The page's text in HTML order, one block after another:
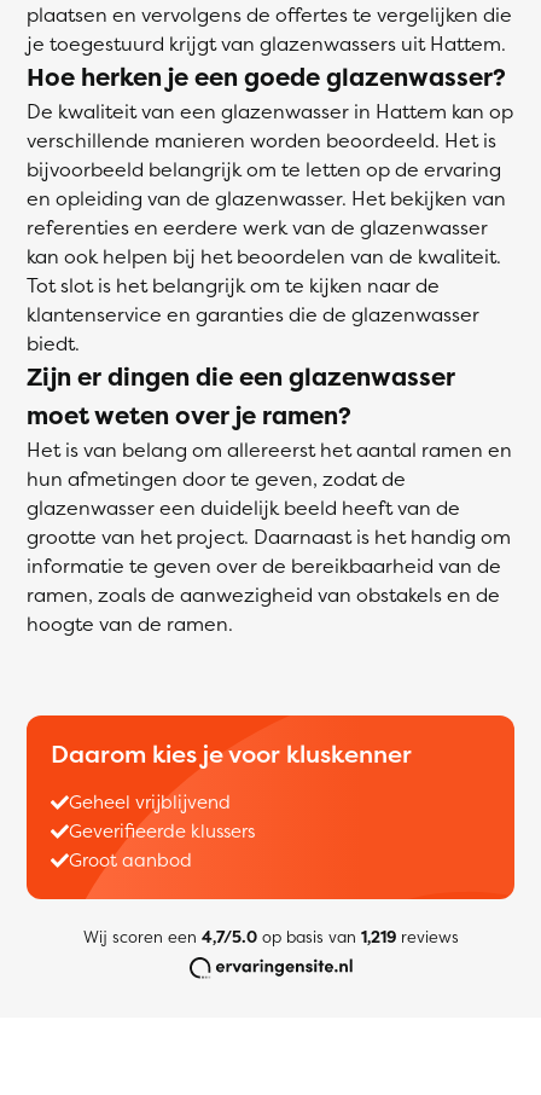
plaatsen en vervolgens de offertes te vergelijken die
je toegestuurd krijgt van glazenwassers uit Hattem.
Hoe herken je een goede glazenwasser?
De kwaliteit van een glazenwasser in Hattem kan op
verschillende manieren worden beoordeeld. Het is
bijvoorbeeld belangrijk om te letten op de ervaring
en opleiding van de glazenwasser. Het bekijken van
referenties en eerdere werk van de glazenwasser
kan ook helpen bij het beoordelen van de kwaliteit.
Tot slot is het belangrijk om te kijken naar de
klantenservice en garanties die de glazenwasser
biedt.
Zijn er dingen die een glazenwasser
moet weten over je ramen?
Het is van belang om allereerst het aantal ramen en
hun afmetingen door te geven, zodat de
glazenwasser een duidelijk beeld heeft van de
grootte van het project. Daarnaast is het handig om
informatie te geven over de bereikbaarheid van de
ramen, zoals de aanwezigheid van obstakels en de
hoogte van de ramen.
Daarom kies je voor kluskenner
Geheel vrijblijvend
Geverifieerde klussers
Groot aanbod
Wij scoren een 4,7/5.0op basis van 1,219reviews